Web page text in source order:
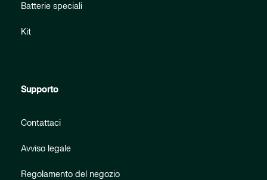
Batterie speciali
Kit
Supporto
Contattaci
Avviso legale
Regolamento del negozio